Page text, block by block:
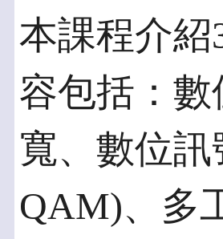
本課程介紹
容包括：數
寬、數位
QAM)、多